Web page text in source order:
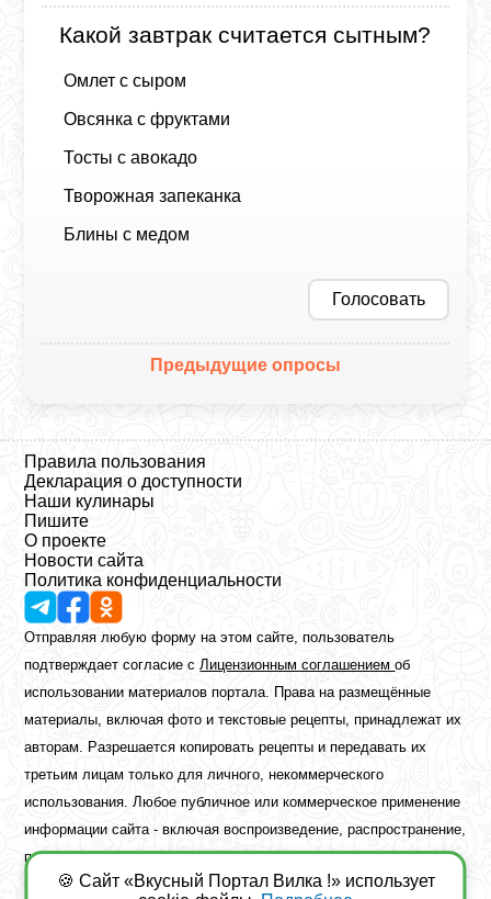
Какой завтрак считается сытным?
Омлет с сыром
Овсянка с фруктами
Тосты с авокадо
Творожная запеканка
Блины с медом
Голосовать
Предыдущие опросы
Правила пользования
Декларация о доступности
Наши кулинары
Пишите
О проекте
Новости сайта
Политика конфиденциальности
Отправляя любую форму на этом сайте, пользователь
подтверждает согласие сЛицензионным соглашениемоб
использовании материалов портала. Права на размещённые
материалы, включая фото и текстовые рецепты, принадлежат их
авторам. Разрешается копировать рецепты и передавать их
третьим лицам только для личного, некоммерческого
использования. Любое публичное или коммерческое применение
информации сайта - включая воспроизведение, распространение,
публикацию или обработку - возможно лишь при наличии
предварительного письменного разрешения правообладателя.
🍪 Сайт «Вкусный Портал Вилка !» использует